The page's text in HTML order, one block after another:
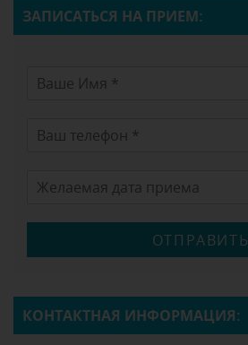
ЗАПИСАТЬСЯ НА ПРИЕМ:
ОТПРАВИТЬ
КОНТАКТНАЯ ИНФОРМАЦИЯ: